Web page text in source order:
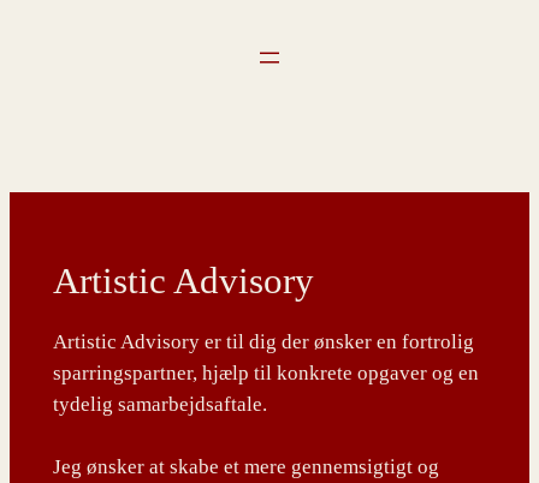
Artistic Advisory
Artistic Advisory er til dig der ønsker en fortrolig
sparringspartner, hjælp til konkrete opgaver og en
tydelig samarbejdsaftale.
Jeg ønsker at skabe et mere gennemsigtigt og